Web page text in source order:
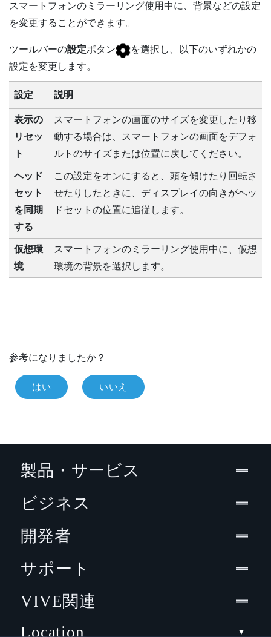
スマートフォンのミラーリング使用中に、背景などの設定
を変更することができます。
ツールバーの設定ボタン
を選択し、以下のいずれかの
設定を変更します。
設定 説明
表示の
リセッ
ト
スマートフォンの画面のサイズを変更したり移
動する場合は、スマートフォンの画面をデフォ
ルトのサイズまたは位置に戻してください。
ヘッド
セット
を同期
する
この設定をオンにすると、頭を傾けたり回転さ
せたりしたときに、ディスプレイの向きがヘッ
ドセットの位置に追従します。
仮想環
境
スマートフォンのミラーリング使用中に、仮想
環境の背景を選択します。
参考になりましたか？
はい いいえ
製品・サービス
ビジネス
開発者
サポート
VIVE関連
Location